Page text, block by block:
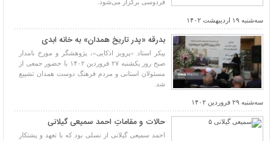
فردوسی برگزار می‌شود.
سه‌شنبه ۱۹ اردیبهشت ۱۴۰۲
بدرقه «پدر تاریخ همدان» به خانه ابدی
پیکر استاد «پرویز اذکایی»، پژوهشگر و مورخ نامدار
صبح روز یکشنبه ۲۷ فروردین ۱۴۰۲ با حضور جمعی از
مسئولان استانی و مردم فرهنگ دوست همدان تشییع
شد.
سه‌شنبه ۲۹ فروردین ۱۴۰۲
حالات و مقاماتِ احمد سمیعی گیلانی
احمد سمیعی گیلانی از نسلی بود که با تعهد و پشتکار